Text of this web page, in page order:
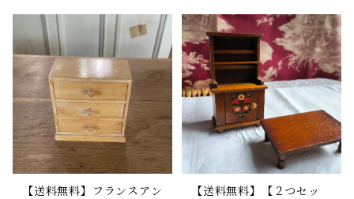
【送料無料】フランスアン
【送料無料】【２つセッ